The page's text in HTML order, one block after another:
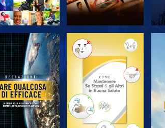
LE
SERIE
ESPLORA LE
SERIE